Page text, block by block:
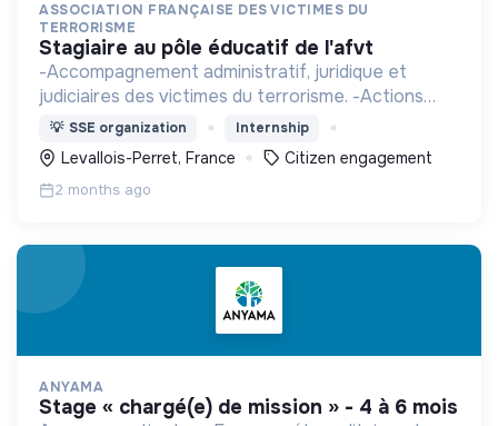
ASSOCIATION FRANÇAISE DES VICTIMES DU
TERRORISME
stagiaire au pôle éducatif de l'afvt
-Accompagnement administratif, juridique et
judiciaires des victimes du terrorisme. -Actions
citoyennes contre la radicalisation et la promotion
des valeurs de la République. - Actions
mémorielles.
💡 SSE organization Internship
Levallois-Perret, France Citizen engagement
2 months ago
ANYAMA
stage « chargé(e) de mission » - 4 à 6 mois